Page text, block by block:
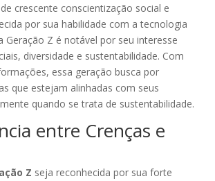
crescente conscientização social e
por sua habilidade com a tecnologia
Geração Z é notável por seu interesse
diversidade e sustentabilidade. Com
essa geração busca por
que estejam alinhadas com seus
quando se trata de sustentabilidade.
entre Crenças e
Z seja reconhecida por sua forte